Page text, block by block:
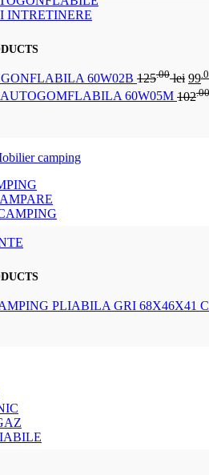
INTRETINERE
60W02B 125.00 lei 99
60W05M 102.00
camping
PLIABILA GRI 68X46X41